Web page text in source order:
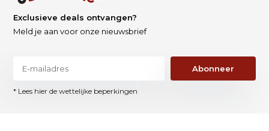
Exclusieve deals ontvangen?
Meld je aan voor onze nieuwsbrief
Abonneer
* Lees hier de wettelijke beperkingen